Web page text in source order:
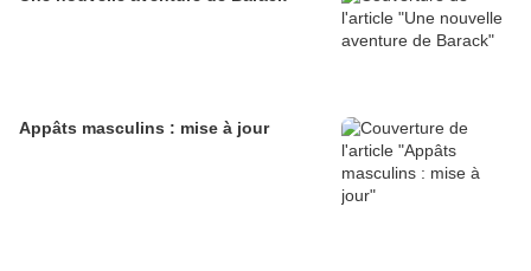
Appâts masculins : mise à jour